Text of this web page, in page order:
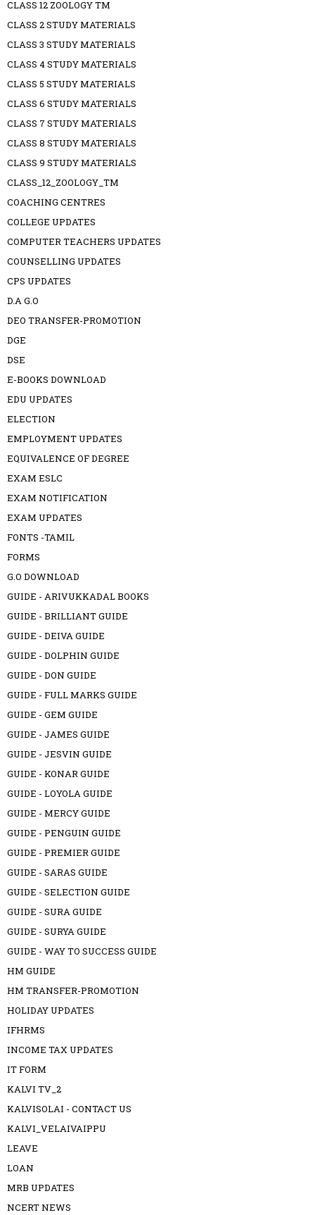
CLASS 12 ZOOLOGY TM
CLASS 2 STUDY MATERIALS
CLASS 3 STUDY MATERIALS
CLASS 4 STUDY MATERIALS
CLASS 5 STUDY MATERIALS
CLASS 6 STUDY MATERIALS
CLASS 7 STUDY MATERIALS
CLASS 8 STUDY MATERIALS
CLASS 9 STUDY MATERIALS
CLASS_12_ZOOLOGY_TM
COACHING CENTRES
COLLEGE UPDATES
COMPUTER TEACHERS UPDATES
COUNSELLING UPDATES
CPS UPDATES
D.A G.O
DEO TRANSFER-PROMOTION
DGE
DSE
E-BOOKS DOWNLOAD
EDU UPDATES
ELECTION
EMPLOYMENT UPDATES
EQUIVALENCE OF DEGREE
EXAM ESLC
EXAM NOTIFICATION
EXAM UPDATES
FONTS -TAMIL
FORMS
G.O DOWNLOAD
GUIDE - ARIVUKKADAL BOOKS
GUIDE - BRILLIANT GUIDE
GUIDE - DEIVA GUIDE
GUIDE - DOLPHIN GUIDE
GUIDE - DON GUIDE
GUIDE - FULL MARKS GUIDE
GUIDE - GEM GUIDE
GUIDE - JAMES GUIDE
GUIDE - JESVIN GUIDE
GUIDE - KONAR GUIDE
GUIDE - LOYOLA GUIDE
GUIDE - MERCY GUIDE
GUIDE - PENGUIN GUIDE
GUIDE - PREMIER GUIDE
GUIDE - SARAS GUIDE
GUIDE - SELECTION GUIDE
GUIDE - SURA GUIDE
GUIDE - SURYA GUIDE
GUIDE - WAY TO SUCCESS GUIDE
HM GUIDE
HM TRANSFER-PROMOTION
HOLIDAY UPDATES
IFHRMS
INCOME TAX UPDATES
IT FORM
KALVI TV_2
KALVISOLAI - CONTACT US
KALVI_VELAIVAIPPU
LEAVE
LOAN
MRB UPDATES
NCERT NEWS